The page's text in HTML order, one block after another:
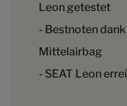
Leon getestet
- Bestnoten
Mittelairbag
- SEAT Leon